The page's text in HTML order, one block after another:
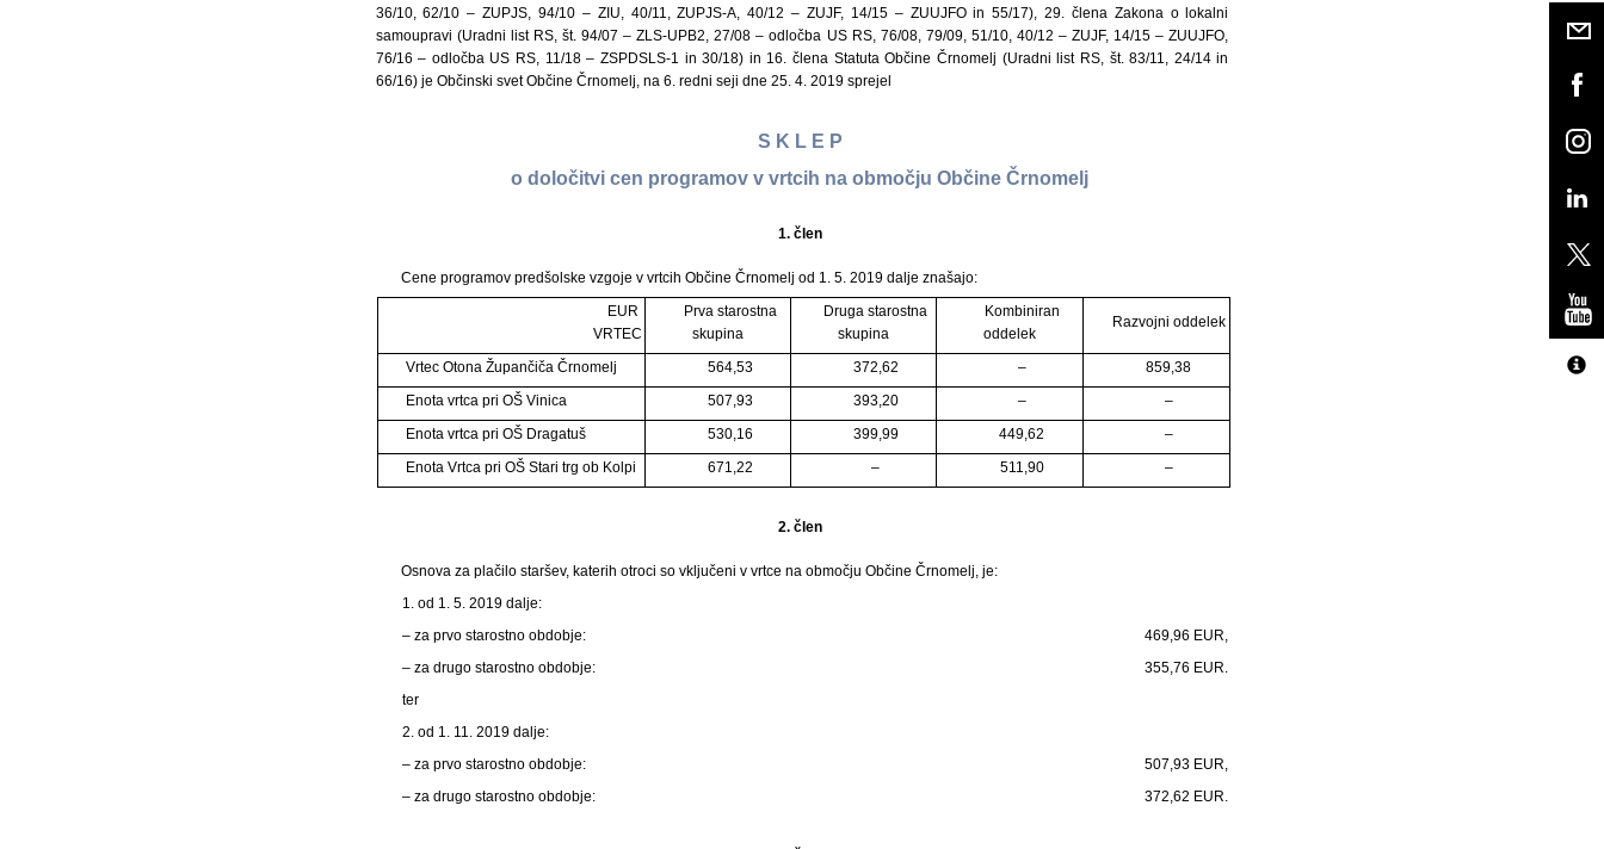
36/10, 62/10 – ZUPJS, 94/10 – ZIU, 40/11, ZUPJS-A, 40/12 – ZUJF, 14/15 – ZUUJFO in 55/17), 29. člena Zakona o lokalni
samoupravi (Uradni list RS, št. 94/07 – ZLS-UPB2, 27/08 – odločba US RS, 76/08, 79/09, 51/10, 40/12 – ZUJF, 14/15 – ZUUJFO,
76/16 – odločba US RS, 11/18 – ZSPDSLS-1 in 30/18) in 16. člena Statuta Občine Črnomelj (Uradni list RS, št. 83/11, 24/14 in
66/16) je Občinski svet Občine Črnomelj, na 6. redni seji dne 25. 4. 2019 sprejel
S K L E P
o določitvi cen programov v vrtcih na območju Občine Črnomelj
1. člen
Cene programov predšolske vzgoje v vrtcih Občine Črnomelj od 1. 5. 2019 dalje znašajo:
EUR
VRTEC
Prva starostna
skupina
Druga starostna
skupina
Kombiniran
oddelek
Razvojni oddelek
Vrtec Otona Župančiča Črnomelj 564,53 372,62 –
859,38
Enota vrtca pri OŠ Vinica
507,93 393,20 –
–
Enota vrtca pri OŠ Dragatuš
530,16 399,99 449,62
–
Enota Vrtca pri OŠ Stari trg ob Kolpi
671,22 – 511,90 –
2. člen
Osnova za plačilo staršev, katerih otroci so vključeni v vrtce na območju Občine Črnomelj, je:
1. od 1. 5. 2019 dalje:
– za prvo starostno obdobje:
469,96 EUR,
– za drugo starostno obdobje:
355,76 EUR.
ter
2. od 1. 11. 2019 dalje:
– za prvo starostno obdobje:
507,93 EUR,
– za drugo starostno obdobje:
372,62 EUR.